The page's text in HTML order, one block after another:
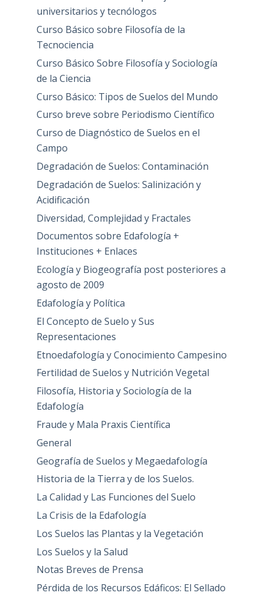
universitarios y tecnólogos
Curso Básico sobre Filosofía de la
Tecnociencia
Curso Básico Sobre Filosofía y Sociología
de la Ciencia
Curso Básico: Tipos de Suelos del Mundo
Curso breve sobre Periodismo Científico
Curso de Diagnóstico de Suelos en el
Campo
Degradación de Suelos: Contaminación
Degradación de Suelos: Salinización y
Acidificación
Diversidad, Complejidad y Fractales
Documentos sobre Edafología +
Instituciones + Enlaces
Ecología y Biogeografía post posteriores a
agosto de 2009
Edafología y Política
El Concepto de Suelo y Sus
Representaciones
Etnoedafología y Conocimiento Campesino
Fertilidad de Suelos y Nutrición Vegetal
Filosofía, Historia y Sociología de la
Edafología
Fraude y Mala Praxis Científica
General
Geografía de Suelos y Megaedafología
Historia de la Tierra y de los Suelos.
La Calidad y Las Funciones del Suelo
La Crisis de la Edafología
Los Suelos las Plantas y la Vegetación
Los Suelos y la Salud
Notas Breves de Prensa
Pérdida de los Recursos Edáficos: El Sellado